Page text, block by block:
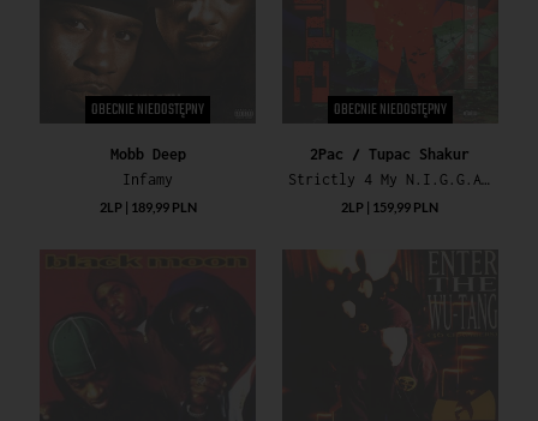
OBECNIE NIEDOSTĘPNY
Mobb Deep
Infamy
2LP | 189,99 PLN
OBECNIE NIEDOSTĘPNY
2Pac / Tupac Shakur
Strictly 4 My N.I.G.G.A.Z...
2LP | 159,99 PLN